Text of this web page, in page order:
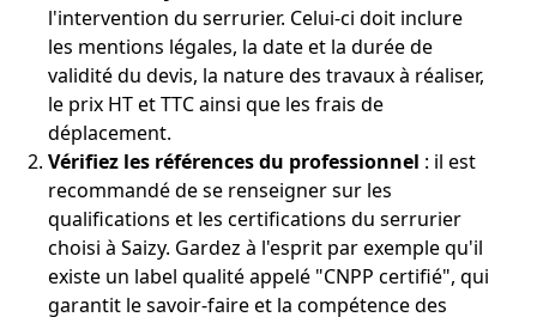
l'intervention du serrurier. Celui-ci doit inclure
les mentions légales, la date et la durée de
validité du devis, la nature des travaux à réaliser,
le prix HT et TTC ainsi que les frais de
déplacement.
Vérifiez les références du professionnel : il est
recommandé de se renseigner sur les
qualifications et les certifications du serrurier
choisi à Saizy. Gardez à l'esprit par exemple qu'il
existe un label qualité appelé "CNPP certifié", qui
garantit le savoir-faire et la compétence des